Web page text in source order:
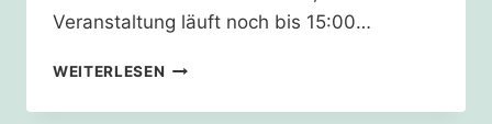
Veranstaltung läuft noch bis 15:00…
WEITERLESEN RHEINBACH
BUNT